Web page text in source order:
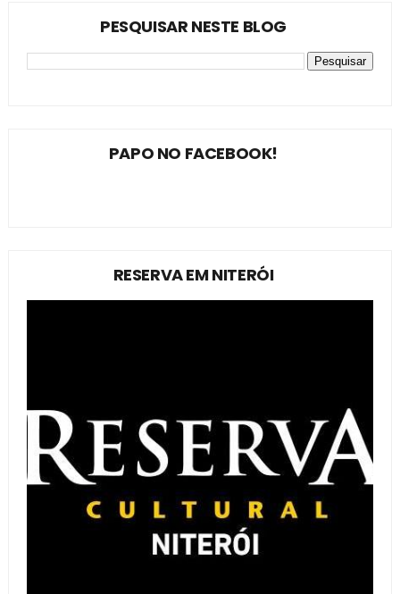
PESQUISAR NESTE BLOG
PAPO NO FACEBOOK!
RESERVA EM NITERÓI